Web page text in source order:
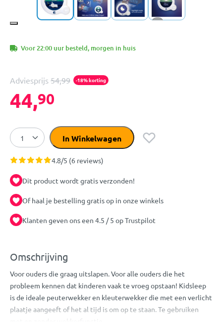
+3
Voor 22:00 uur besteld, morgen in huis
Adviesprijs 54,99 -18% korting
44,90
In Winkelwagen
4.8/5 (6 reviews)
Dit product wordt gratis verzonden!
Of haal je bestelling gratis op in onze winkels
Klanten geven ons een 4.5 / 5 op Trustpilot
Omschrijving
Voor ouders die graag uitslapen. Voor alle ouders die het
probleem kennen dat kinderen vaak te vroeg opstaan! Kidsleep
is de ideale peuterwekker en kleuterwekker die met een verlicht
plaatje aangeeft of het al tijd is om op te staan. Te gebruiken